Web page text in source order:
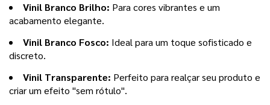
Vinil Branco Brilho: Para cores vibrantes e um
acabamento elegante.
Vinil Branco Fosco: Ideal para um toque sofisticado e
discreto.
Vinil Transparente: Perfeito para realçar seu produto e
criar um efeito "sem rótulo".